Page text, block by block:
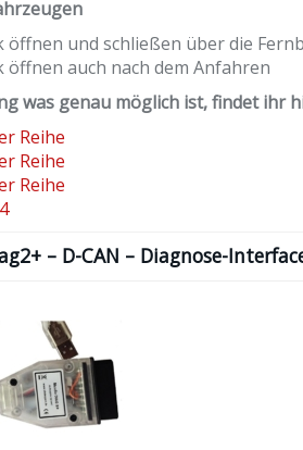
öffnen und schließen über die
öffnen auch nach dem Anfahren
was genau möglich ist, findet ihr
Reihe
Reihe
Reihe
– D-CAN – Diagnose-